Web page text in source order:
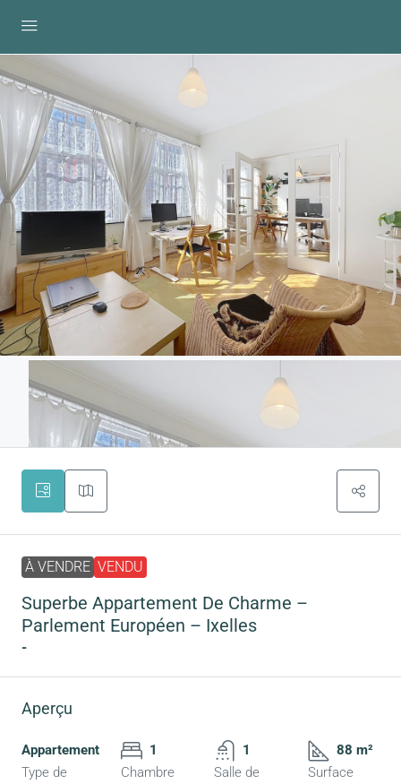
À VENDRE VENDU
Superbe Appartement De Charme –
Parlement Européen – Ixelles
-
Aperçu
Appartement
Type de
1
Chambre
1
Salle de
88 m²
Surface